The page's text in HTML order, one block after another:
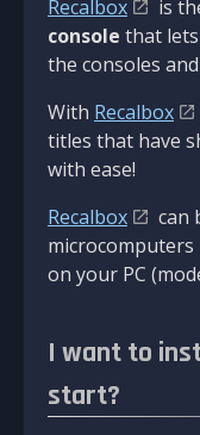
Recalbox is
console that
the consoles
With Recalbox
titles that have
with ease!
Recalbox
can
microcomputers
on your PC
I want to
start?